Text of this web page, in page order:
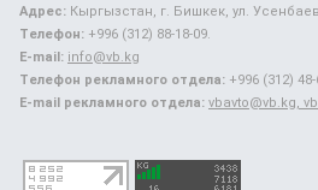
Адрес: Кыргызстан, г. Бишкек, ул.
Телефон: +996 (312) 88-18-09.
E-mail: info@vb.kg
Телефон рекламного отдела: +996 (312) 48-
E-mail рекламного отдела: vbavto@vb.kg,